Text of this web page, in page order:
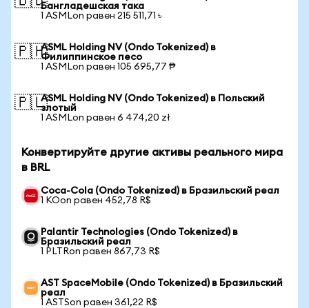
Бангладешская така
1 ASMLon равен 215 511,71 ৳
🇵🇭ASML Holding NV (Ondo Tokenized) в
Филиппинское песо
1 ASMLon равен 105 695,77 ₱
🇵🇱ASML Holding NV (Ondo Tokenized) в Польский
злотый
1 ASMLon равен 6 474,20 zł
Конвертируйте другие активы реального мира
в BRL
Coca-Cola (Ondo Tokenized) в Бразильский реал
1 KOon равен 452,78 R$
Palantir Technologies (Ondo Tokenized) в
Бразильский реал
1 PLTRon равен 867,73 R$
AST SpaceMobile (Ondo Tokenized) в Бразильский
реал
1 ASTSon равен 361,22 R$